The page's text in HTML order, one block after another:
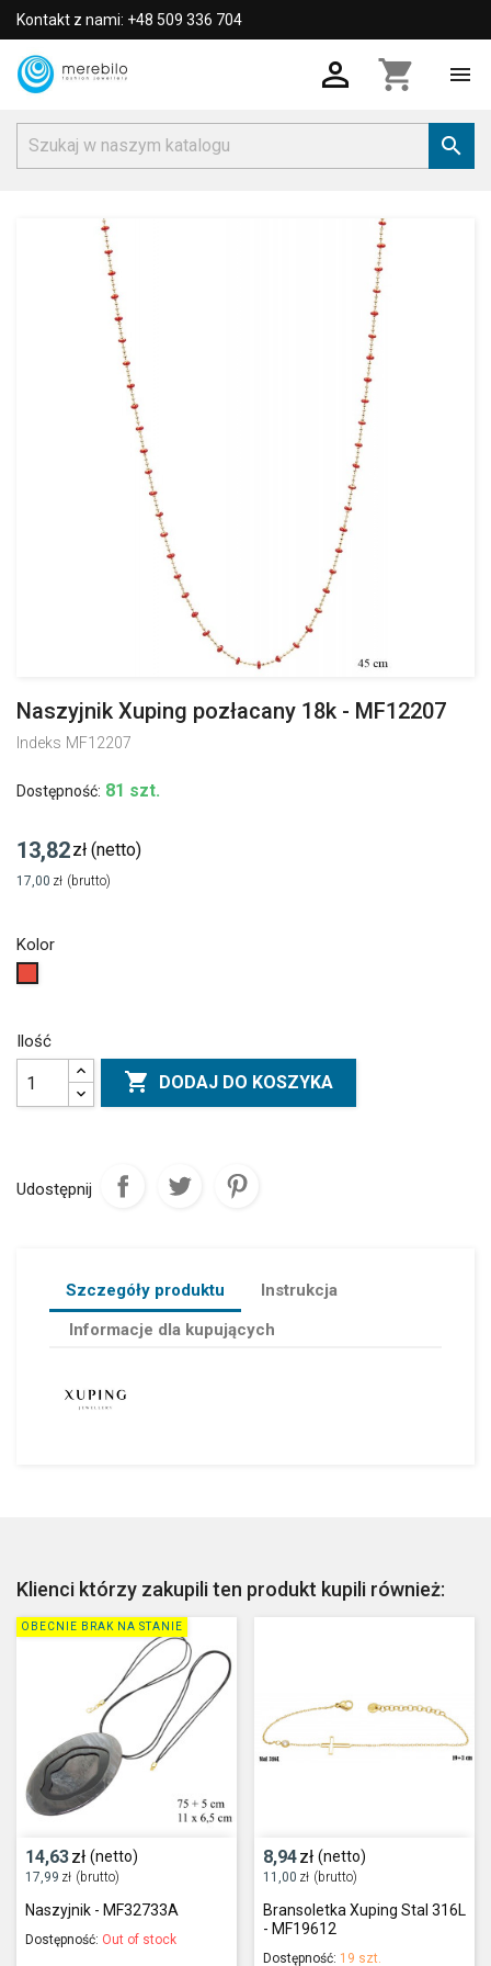
Kontakt z nami: +48 509 336 704
 shopping_cart 

Naszyjnik Xuping pozłacany 18k - MF12207
Indeks MF12207
Dostępność: 81 szt.
13,82zł (netto)
17,00 zł (brutto)
Kolor
Ilość
 DODAJ DO KOSZYKA
Udostępnij
Szczegóły produktu
Instrukcja
Informacje dla kupujących
Klienci którzy zakupili ten produkt kupili również:
14,63zł (netto)
17,99 zł (brutto)
Naszyjnik - MF32733A
Dostępność: Out of stock
OBECNIE BRAK NA STANIE
8,94zł (netto)
11,00 zł (brutto)
Bransoletka Xuping Stal 316L
- MF19612
Dostępność: 19 szt.